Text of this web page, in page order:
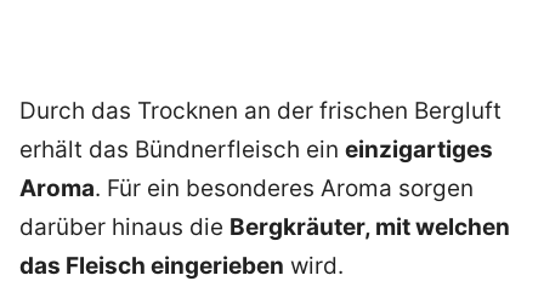
Durch das Trocknen an der frischen Bergluft
erhält das Bündnerfleisch ein einzigartiges
Aroma. Für ein besonderes Aroma sorgen
darüber hinaus die Bergkräuter, mit welchen
das Fleisch eingerieben wird.